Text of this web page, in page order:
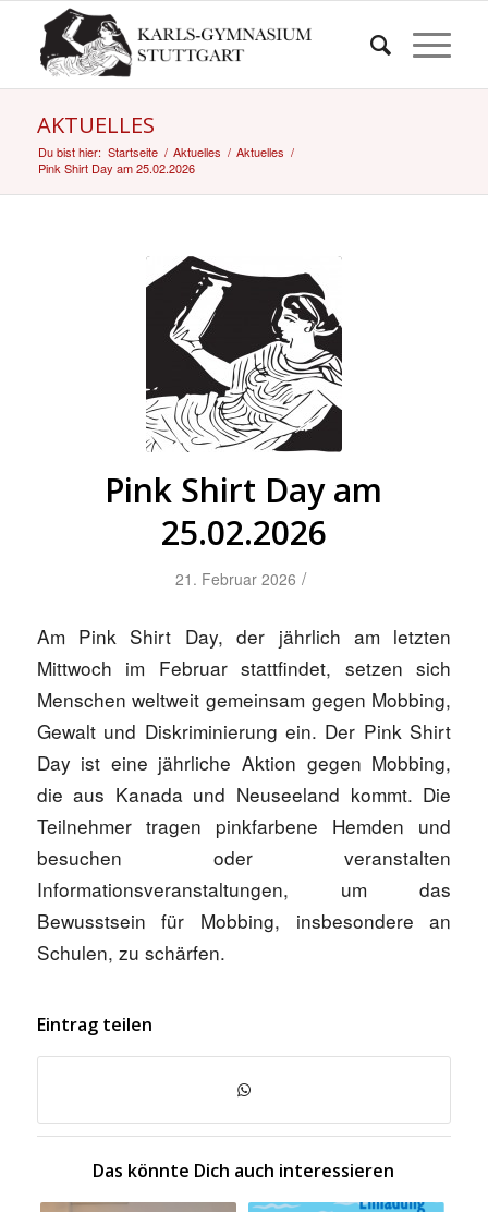
AKTUELLES
Du bist hier: Startseite / Aktuelles / Aktuelles /
Pink Shirt Day am 25.02.2026
Pink Shirt Day am
25.02.2026
21. Februar 2026 /
Am Pink Shirt Day, der jährlich am letzten
Mittwoch im Februar stattfindet, setzen sich
Menschen weltweit gemeinsam gegen Mobbing,
Gewalt und Diskriminierung ein. Der Pink Shirt
Day ist eine jährliche Aktion gegen Mobbing,
die aus Kanada und Neuseeland kommt. Die
Teilnehmer tragen pinkfarbene Hemden und
besuchen oder veranstalten
Informationsveranstaltungen, um das
Bewusstsein für Mobbing, insbesondere an
Schulen, zu schärfen.
Eintrag teilen
Das könnte Dich auch interessieren